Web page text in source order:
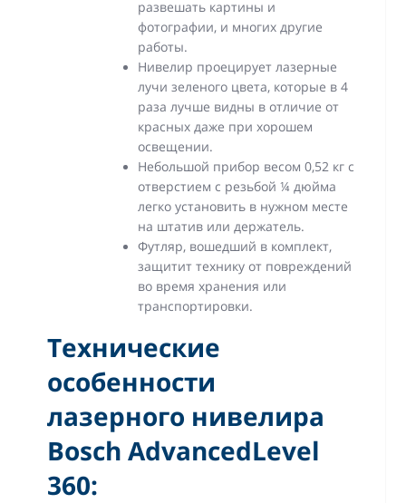
развешать картины и
фотографии, и многих другие
работы.
Нивелир проецирует лазерные
лучи зеленого цвета, которые в 4
раза лучше видны в отличие от
красных даже при хорошем
освещении.
Небольшой прибор весом 0,52 кг с
отверстием с резьбой ¼ дюйма
легко установить в нужном месте
на штатив или держатель.
Футляр, вошедший в комплект,
защитит технику от повреждений
во время хранения или
транспортировки.
Технические
особенности
лазерного нивелира
Bosch AdvancedLevel
360: